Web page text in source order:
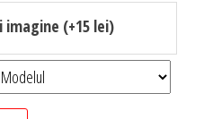
(+15 lei)